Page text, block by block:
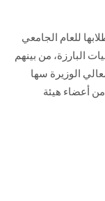
للعام الجامعي
البارزة، من بينهم
الوزيرة سها
أعضاء هيئة